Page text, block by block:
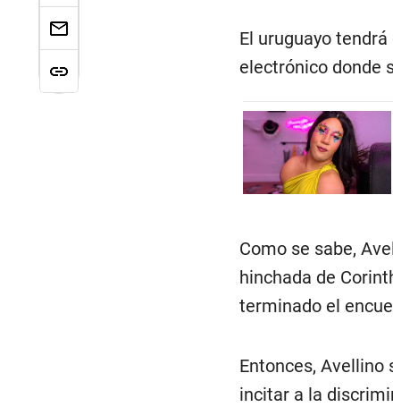
El uruguayo
electrónico donde
Como se sabe,
hinchada de
terminado el
Entonces, Avellino
incitar a la